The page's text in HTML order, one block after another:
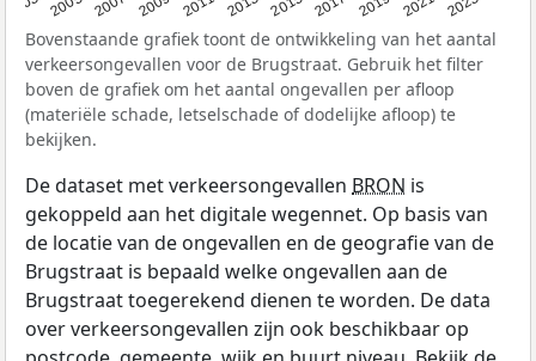
Bovenstaande grafiek toont de ontwikkeling van het aantal
verkeersongevallen voor de Brugstraat. Gebruik het filter
boven de grafiek om het aantal ongevallen per afloop
(materiële schade, letselschade of dodelijke afloop) te
bekijken.
De dataset met verkeersongevallen BRON is
gekoppeld aan het digitale wegennet. Op basis van
de locatie van de ongevallen en de geografie van de
Brugstraat is bepaald welke ongevallen aan de
Brugstraat toegerekend dienen te worden. De data
over verkeersongevallen zijn ook beschikbaar op